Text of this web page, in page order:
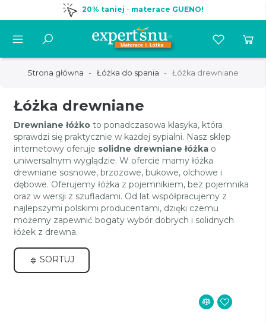
20% taniej - materace GUENO!
Strona główna Łóżka do spania Łóżka drewniane
Łóżka drewniane
Drewniane łóżko to ponadczasowa klasyka, która
sprawdzi się praktycznie w każdej sypialni. Nasz sklep
internetowy oferuje solidne drewniane łóżka o
uniwersalnym wyglądzie. W ofercie mamy łóżka
drewniane sosnowe, brzozowe, bukowe, olchowe i
dębowe. Oferujemy łóżka z pojemnikiem, bez pojemnika
oraz w wersji z szufladami. Od lat współpracujemy z
najlepszymi polskimi producentami, dzięki czemu
możemy zapewnić bogaty wybór dobrych i solidnych
łóżek z drewna.
SORTUJ